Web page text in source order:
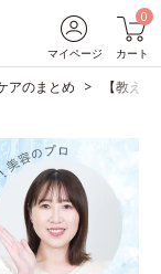
マイページ
0
カート
アのまとめ 【教え